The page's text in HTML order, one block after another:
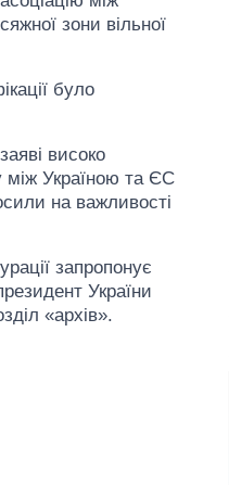
зони вільної
було
високо
між Україною та ЄС
на важливості
запропонує
України
«архів».